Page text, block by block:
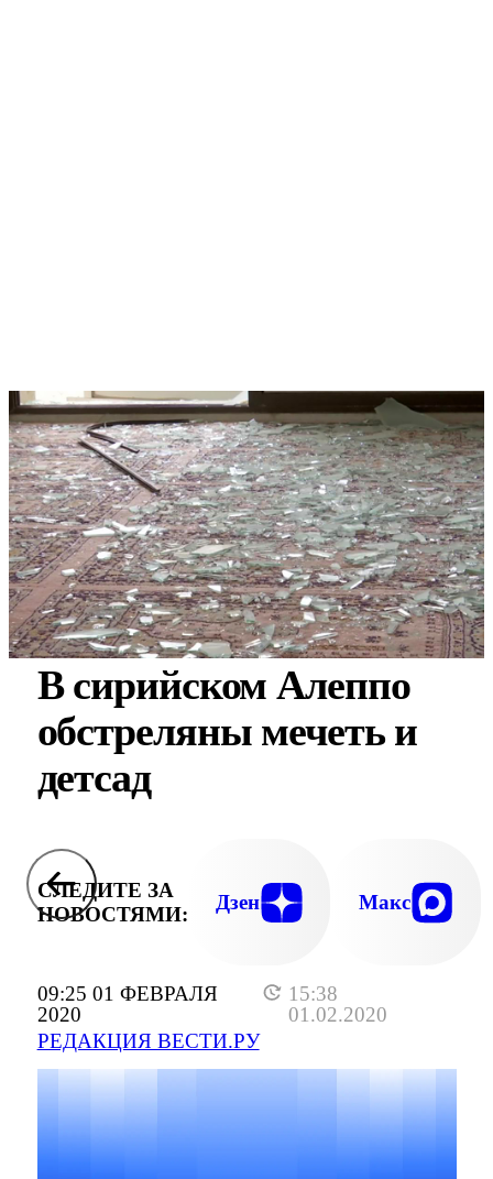
09:25 01 ФЕВРАЛЯ
2020
15:38
01.02.2020
РЕДАКЦИЯ ВЕСТИ.РУ
В сирийском Алеппо
обстреляны мечеть и
детсад
СЛЕДИТЕ ЗА
НОВОСТЯМИ:
Дзен Макс